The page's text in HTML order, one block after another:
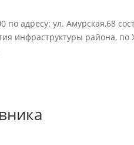
по адресу: ул. Амурская,68
инфраструктуры района,